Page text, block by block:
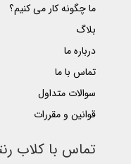
ما چگونه کار می کنیم؟
بلاگ
درباره ما
تماس با ما
سوالات متداول
قوانین و مقررات
تماس با کلاب